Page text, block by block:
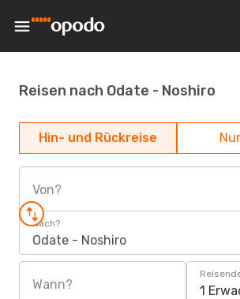
Reisen nach Odate - Noshiro
Hin- und Rückreise
Von?
Nach?
Odate - Noshiro
Wann? 1